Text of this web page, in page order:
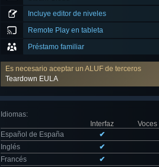
Incluye editor de niveles
Remote Play en tableta
Préstamo familiar
Es necesario aceptar un ALUF de terceros
Teardown EULA
Idiomas:
Interfaz
Voces
Español de España
✔
Inglés
✔
Francés
✔